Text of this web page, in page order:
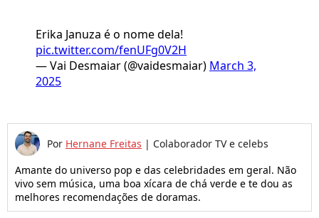
Erika Januza é o nome dela!
pic.twitter.com/fenUFg0V2H
— Vai Desmaiar (@vaidesmaiar) March 3,
2025
Por Hernane Freitas | Colaborador TV e celebs
Amante do universo pop e das celebridades em geral. Não
vivo sem música, uma boa xícara de chá verde e te dou as
melhores recomendações de doramas.